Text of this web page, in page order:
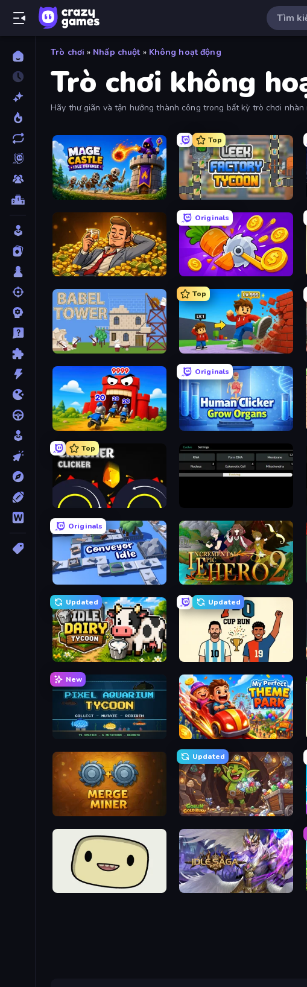
Trò chơi » Nhấp chuột » Không hoạt động
Trò chơi không
Hãy thư giãn và tận hưởng thành công trong bất kỳ trò chơi
Mage Castle Idle Defense
Top
Leek Factory Tycoon
Idle Billionaire Tycoon
Originals
Farm Ring Idle
Babel Tower
Top
Obby: +1 Click Wall Breaker
TimeWarriors
Originals
Human Clicker: Grow Organs
Top
Crusher Clicker
Originals
Incremental Epic Hero 2
Updated
Idle Dairy Tycoon
Updated
7a0 - World Cup Simulator
New
Pixel Aquarium Tycoon My Perfect Theme Park
Merge Miner
Updated
Goblin Gold Rush
SuperWEIRD Idle Saga